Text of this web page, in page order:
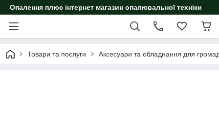
Опалення плюс інтернет магазин опалювальної техніки
Товари та послуги Аксесуари та обладнання для